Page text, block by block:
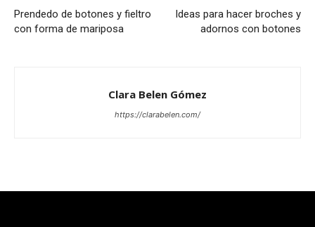
Prendedo de botones y fieltro
con forma de mariposa
Ideas para hacer broches y
adornos con botones
Clara Belen Gómez
https://clarabelen.com/